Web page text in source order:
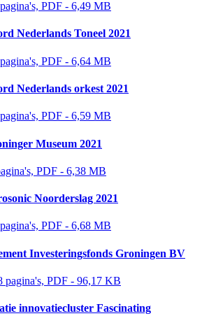
PDF - 6,49 MB
Nederlands Toneel 2021
PDF - 6,64 MB
Nederlands orkest 2021
PDF - 6,59 MB
Museum 2021
PDF - 6,38 MB
Noorderslag 2021
PDF - 6,68 MB
Investeringsfonds Groningen BV
pagina's, PDF - 96,17 KB
innovatiecluster Fascinating